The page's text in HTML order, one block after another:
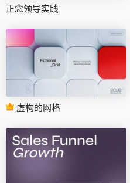
正念领导实践
虚构的网格